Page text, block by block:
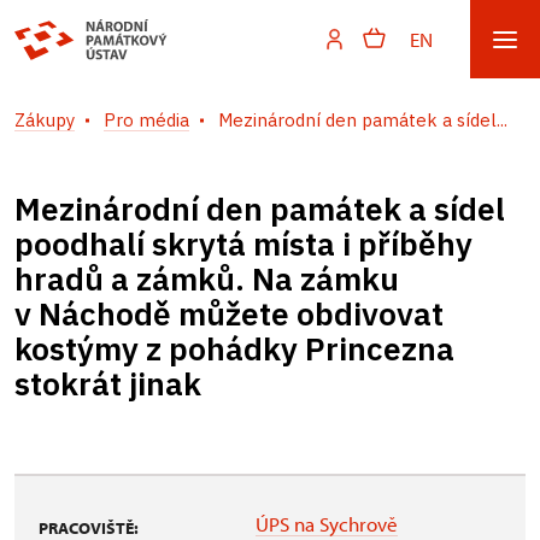
EN
Zákupy Pro média Mezinárodní den památek a sídel...
Mezinárodní den památek a sídel
poodhalí skrytá místa i příběhy
hradů a zámků. Na zámku
v Náchodě můžete obdivovat
kostýmy z pohádky Princezna
stokrát jinak
PRACOVIŠTĚ: ÚPS na Sychrově